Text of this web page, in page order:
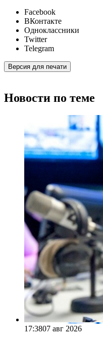
Facebook
ВКонтакте
Одноклассники
Twitter
Telegram
Версия для печати
Новости по теме
17:3807 авг 2026